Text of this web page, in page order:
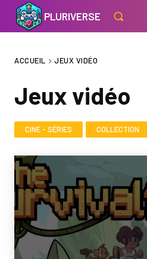
PLURIVERSE
ACCUEIL JEUX VIDÉO
Jeux vidéo
CINÉ - SÉRIES COLLECTION